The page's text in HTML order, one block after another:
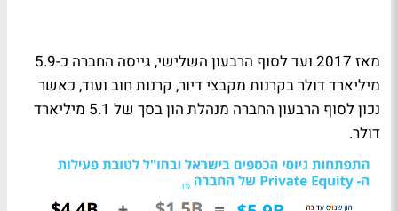
מאז 2017 ועד לסוף הרבעון השלישי, גייסה החברה כ-5.9
מיליארד דולר בקרנות מקבצי דיור, קרנות חוב ועוד, כאשר
נכון לסוף הרבעון החברה מנהלת הון בסך של 5.1 מיליארד
דולר.